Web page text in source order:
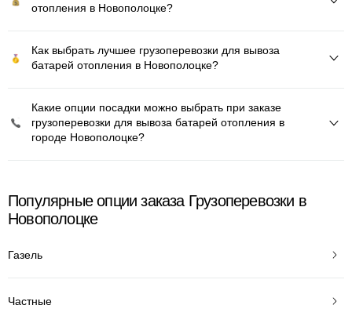
отопления в Новополоцке?
Как выбрать лучшее грузоперевозки для вывоза
батарей отопления в Новополоцке?
Какие опции посадки можно выбрать при заказе
грузоперевозки для вывоза батарей отопления в
городе Новополоцке?
Популярные опции заказа Грузоперевозки в
Новополоцке
Газель
Частные